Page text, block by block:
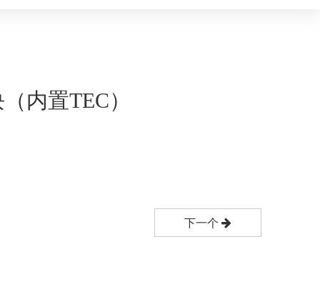
内置TEC）
下一个